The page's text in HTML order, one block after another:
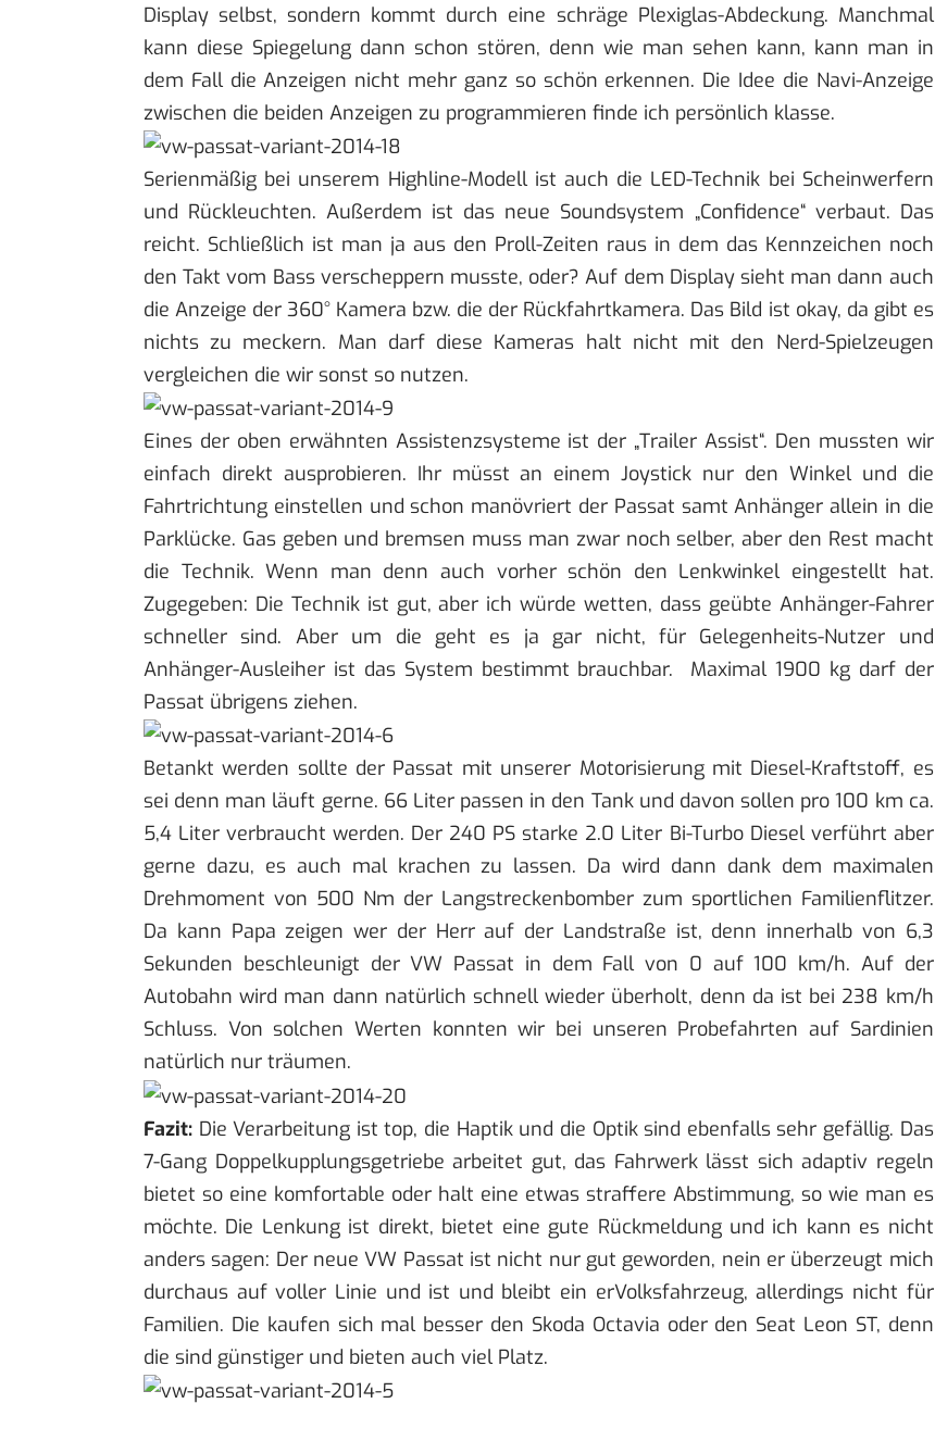
Display selbst, sondern kommt durch eine schräge Plexiglas-Abdeckung. Manchmal
kann diese Spiegelung dann schon stören, denn wie man sehen kann, kann man in
dem Fall die Anzeigen nicht mehr ganz so schön erkennen. Die Idee die Navi-Anzeige
zwischen die beiden Anzeigen zu programmieren finde ich persönlich klasse.
Serienmäßig bei unserem Highline-Modell ist auch die LED-Technik bei Scheinwerfern
und Rückleuchten. Außerdem ist das neue Soundsystem „Confidence“ verbaut. Das
reicht. Schließlich ist man ja aus den Proll-Zeiten raus in dem das Kennzeichen noch
den Takt vom Bass verscheppern musste, oder? Auf dem Display sieht man dann auch
die Anzeige der 360° Kamera bzw. die der Rückfahrtkamera. Das Bild ist okay, da gibt es
nichts zu meckern. Man darf diese Kameras halt nicht mit den Nerd-Spielzeugen
vergleichen die wir sonst so nutzen.
Eines der oben erwähnten Assistenzsysteme ist der „Trailer Assist“. Den mussten wir
einfach direkt ausprobieren. Ihr müsst an einem Joystick nur den Winkel und die
Fahrtrichtung einstellen und schon manövriert der Passat samt Anhänger allein in die
Parklücke. Gas geben und bremsen muss man zwar noch selber, aber den Rest macht
die Technik. Wenn man denn auch vorher schön den Lenkwinkel eingestellt hat.
Zugegeben: Die Technik ist gut, aber ich würde wetten, dass geübte Anhänger-Fahrer
schneller sind. Aber um die geht es ja gar nicht, für Gelegenheits-Nutzer und
Anhänger-Ausleiher ist das System bestimmt brauchbar. Maximal 1900 kg darf der
Passat übrigens ziehen.
Betankt werden sollte der Passat mit unserer Motorisierung mit Diesel-Kraftstoff, es
sei denn man läuft gerne. 66 Liter passen in den Tank und davon sollen pro 100 km ca.
5,4 Liter verbraucht werden. Der 240 PS starke 2.0 Liter Bi-Turbo Diesel verführt aber
gerne dazu, es auch mal krachen zu lassen. Da wird dann dank dem maximalen
Drehmoment von 500 Nm der Langstreckenbomber zum sportlichen Familienflitzer.
Da kann Papa zeigen wer der Herr auf der Landstraße ist, denn innerhalb von 6,3
Sekunden beschleunigt der VW Passat in dem Fall von 0 auf 100 km/h. Auf der
Autobahn wird man dann natürlich schnell wieder überholt, denn da ist bei 238 km/h
Schluss. Von solchen Werten konnten wir bei unseren Probefahrten auf Sardinien
natürlich nur träumen.
Fazit: Die Verarbeitung ist top, die Haptik und die Optik sind ebenfalls sehr gefällig. Das
7-Gang Doppelkupplungsgetriebe arbeitet gut, das Fahrwerk lässt sich adaptiv regeln
bietet so eine komfortable oder halt eine etwas straffere Abstimmung, so wie man es
möchte. Die Lenkung ist direkt, bietet eine gute Rückmeldung und ich kann es nicht
anders sagen: Der neue VW Passat ist nicht nur gut geworden, nein er überzeugt mich
durchaus auf voller Linie und ist und bleibt ein erVolksfahrzeug, allerdings nicht für
Familien. Die kaufen sich mal besser den Skoda Octavia oder den Seat Leon ST, denn
die sind günstiger und bieten auch viel Platz.